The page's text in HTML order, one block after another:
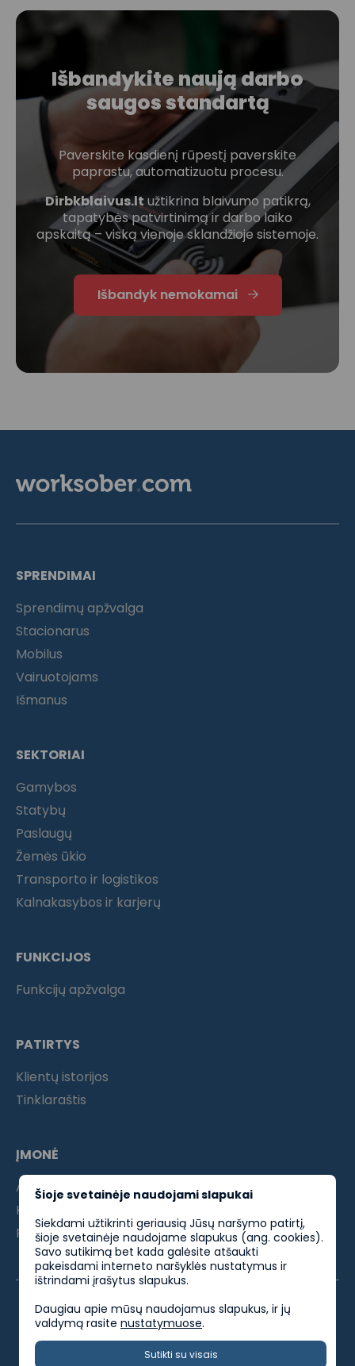
Išbandykite naują darbo
saugos standartą
Paverskite kasdienį rūpestį paverskite
paprastu, automatizuotu procesu.
Dirbkblaivus.lt užtikrina blaivumo patikrą,
tapatybės patvirtinimą ir darbo laiko
apskaitą – viską vienoje sklandžioje sistemoje.
Išbandyk nemokamai
SPRENDIMAI
Sprendimų apžvalga
Stacionarus
Mobilus
Vairuotojams
Išmanus
SEKTORIAI
Gamybos
Statybų
Paslaugų
Žemės ūkio
Transporto ir logistikos
Kalnakasybos ir karjerų
FUNKCIJOS
Funkcijų apžvalga
PATIRTYS
Klientų istorijos
Tinklaraštis
ĮMONĖ
Apie mus
Kontaktai
Partneriams
Privatumo politika
Šioje svetainėje naudojami slapukai
Siekdami užtikrinti geriausią Jūsų naršymo patirtį,
šioje svetainėje naudojame slapukus (ang. cookies).
Savo sutikimą bet kada galėsite atšaukti
pakeisdami interneto naršyklės nustatymus ir
ištrindami įrašytus slapukus.
Daugiau apie mūsų naudojamus slapukus, ir jų
valdymą rasite nustatymuose.
Sutikti su visais